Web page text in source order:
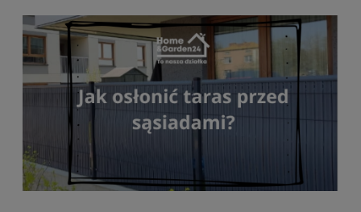
ogrodowych. Regularne czyszczenie i
zabezpieczanie powierzchni pozwoli cieszyć się
ich eleganckim wyglądem przez długi czas.
Meble ogrodowe Bello Giardino, wykonane z
dbałością o detale, to doskonały wybór dla osób
poszukujących luksusowych i komfortowych
rozwiązań na taras czy do ogrodu. Dzięki ich
niezawodnej jakości oraz stylowemu designowi
każdy użytkownik będzie w pełni
usatysfakcjonowany przez wiele sezonów.